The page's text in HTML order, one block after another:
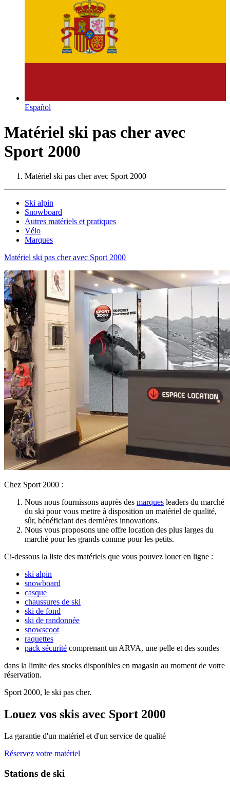
Español
Matériel ski pas cher avec
Sport 2000
Matériel ski pas cher avec Sport 2000
Ski alpin
Snowboard
Autres matériels et pratiques
Vélo
Marques
Matériel ski pas cher avec Sport 2000
Chez Sport 2000 :
Nous nous fournissons auprès des marques leaders du marché
du ski pour vous mettre à disposition un matériel de qualité,
sûr, bénéficiant des dernières innovations.
Nous vous proposons une offre location des plus larges du
marché pour les grands comme pour les petits.
Ci-dessous la liste des matériels que vous pouvez louer en ligne :
ski alpin
snowboard
casque
chaussures de ski
ski de fond
ski de randonnée
snowscoot
raquettes
pack sécurité comprenant un ARVA, une pelle et des sondes
dans la limite des stocks disponibles en magasin au moment de votre
réservation.
Sport 2000, le ski pas cher.
Louez vos skis avec Sport 2000
La garantie d'un matériel et d'un service de qualité
Réservez votre matériel
Stations de ski